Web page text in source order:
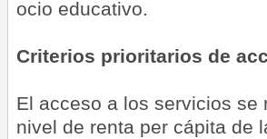
ocio educativo.
Criterios prioritarios de
El acceso a los servicios se
nivel de renta per cápita de